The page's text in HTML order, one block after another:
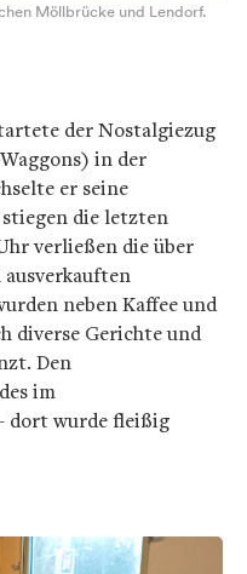
Möllbrücke und Lendorf.
der Nostalgiezug
in der
er seine
die letzten
verließen die über
ausverkauften
neben Kaffee und
diverse Gerichte und
Den
im
dort wurde fleißig